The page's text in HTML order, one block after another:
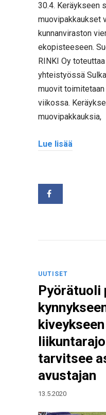
30.4. Keräykseen
muovipakkaukset
kunnanviraston
ekopisteeseen.
RINKI Oy
yhteistyössä
muovit
viikossa.
muovipakkauksia,
Lue lisää
UUTISET
Pyörätuoli
tarvitsee
avustajan
13.5.2020